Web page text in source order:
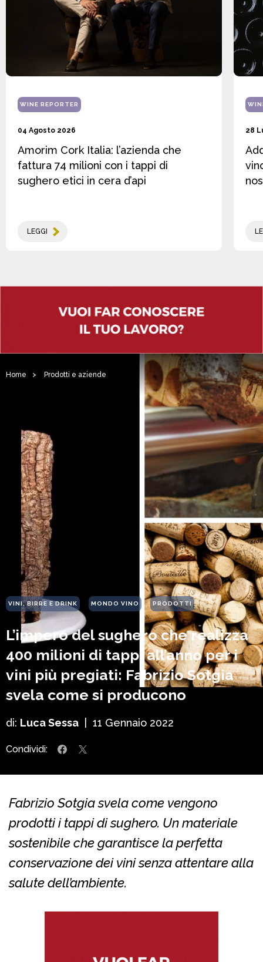
WINE REPORTER
04 Agosto 2026
Amorim Cork Italia: l’azienda che
fattura 74 milioni con i tappi di
sughero etici in cera d’api
LEGGI
28
Home > Prodotti e aziende
VINI, BIRRE E DRINK MONDO VINO PRODOTTI
L’impero del sughero che realizza
400 milioni di tappi all’anno per i
vini più pregiati: Fabrizio Sotgia
svela come si producono
di: Luca Sessa 11 Gennaio 2022
Condividi:
Fabrizio Sotgia svela come vengono
prodotti i tappi di sughero. Un materiale
sostenibile che garantisce la perfetta
conservazione dei vini senza attentare alla
salute dell’ambiente.